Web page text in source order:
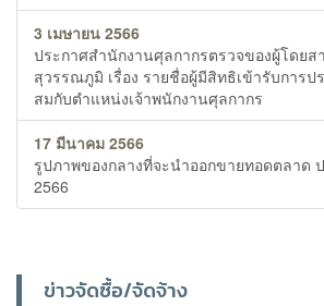
3 เมษายน 2566
ประกาศสำนักงานศุลกากรตรวจของผู้โดยส
สุวรรณภูมิ เรื่อง รายชื่อผู้มีสิทธิเข้ารับการป
สมกับตำแหน่งเจ้าพนักงานศุลกากร
17 มีนาคม 2566
รูปภาพของกลางที่จะนำออกขายทอดตลาด
2566
ข่าวจัดซื้อ/จัดจ้าง